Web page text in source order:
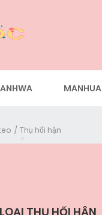
MANHUA
Thụ hối hận
THỤ HỐI HẬN